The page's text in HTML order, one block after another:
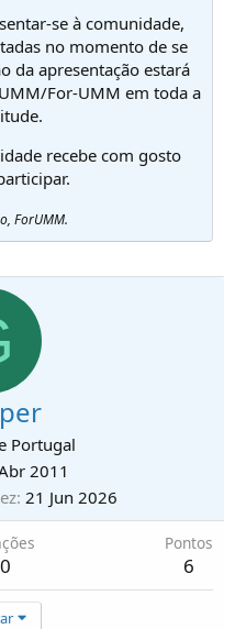
se à comunidade,
no momento de se
da apresentação estará
For-UMM em toda a
recebe com gosto
ForUMM.
Portugal
2011
21 Jun 2026
0
Pontos
6